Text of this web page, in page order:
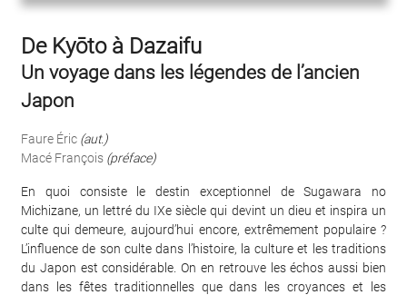
De Kyōto à Dazaifu
Un voyage dans les légendes de l’ancien
Japon
Faure Éric (aut.)
Macé François (préface)
En quoi consiste le destin exceptionnel de Sugawara no
Michizane, un lettré du IXe siècle qui devint un dieu et inspira un
culte qui demeure, aujourd’hui encore, extrêmement populaire ?
L’influence de son culte dans l’histoire, la culture et les traditions
du Japon est considérable. On en retrouve les échos aussi bien
dans les fêtes traditionnelles que dans les croyances et les